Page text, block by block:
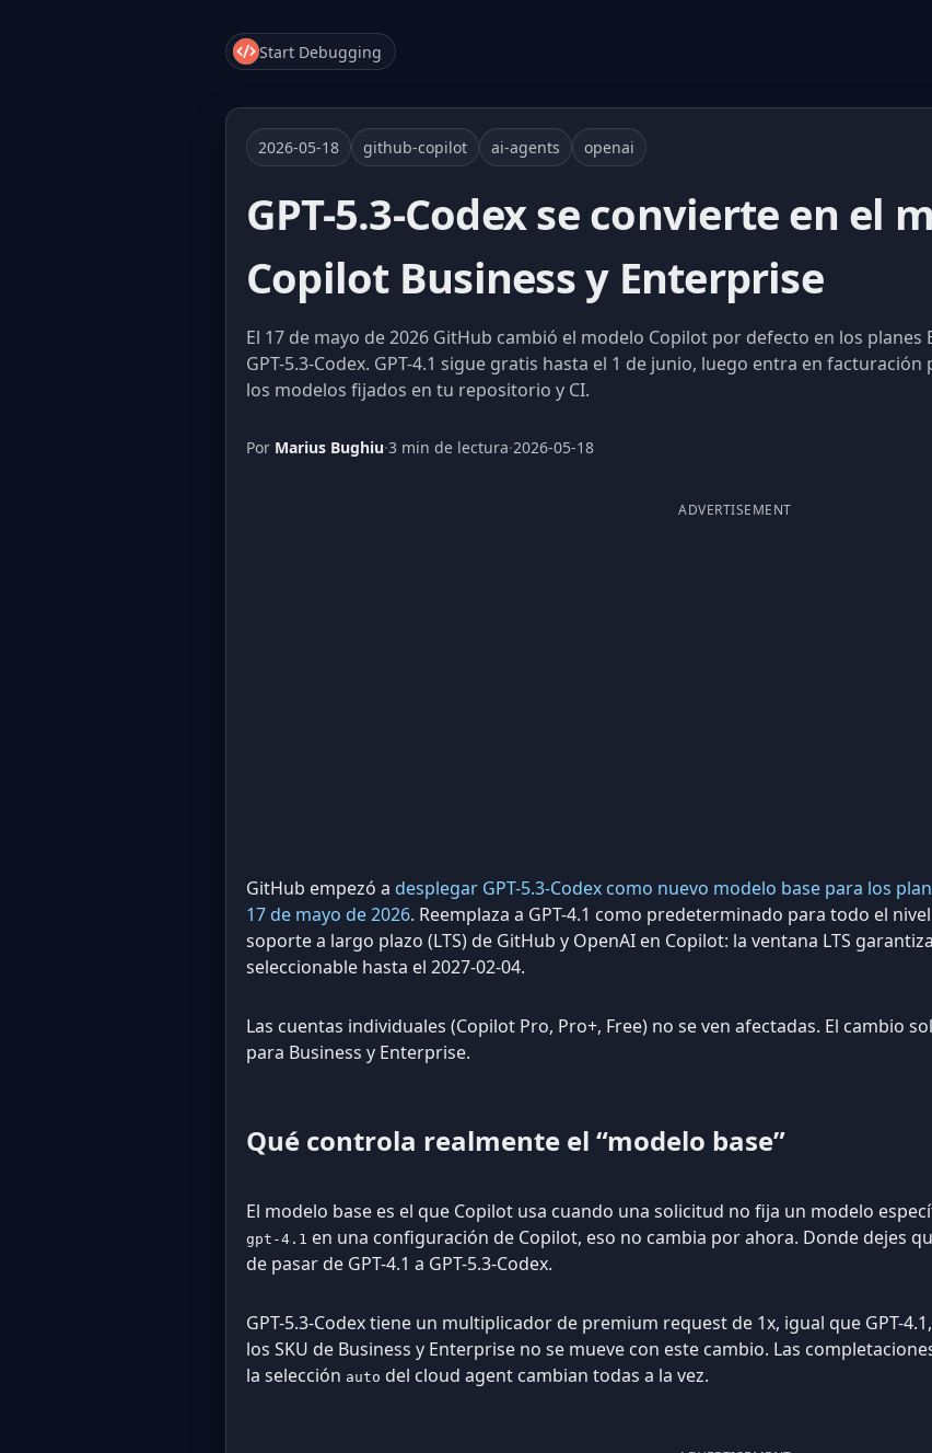
Start Debugging
2026-05-18 github-copilot ai-agents openai
GPT-5.3-Codex se convierte en el
Copilot Business y Enterprise
El 17 de mayo de 2026 GitHub cambió el modelo Copilot por defecto en los planes
GPT-5.3-Codex. GPT-4.1 sigue gratis hasta el 1 de junio, luego entra en
los modelos fijados en tu repositorio y CI.
Por Marius Bughiu·3 min de lectura·2026-05-18
ADVERTISEMENT
GitHub empezó a desplegar GPT-5.3-Codex como nuevo modelo base para los
17 de mayo de 2026. Reemplaza a GPT-4.1 como predeterminado para todo el
soporte a largo plazo (LTS) de GitHub y OpenAI en Copilot: la ventana LTS
seleccionable hasta el 2027-02-04.
Las cuentas individuales (Copilot Pro, Pro+, Free) no se ven afectadas. El cambio
para Business y Enterprise.
Qué controla realmente el “modelo base”
El modelo base es el que Copilot usa cuando una solicitud no fija un modelo
gpt-4.1 en una configuración de Copilot, eso no cambia por ahora. Donde dejes
de pasar de GPT-4.1 a GPT-5.3-Codex.
GPT-5.3-Codex tiene un multiplicador de premium request de 1x, igual que GPT-
los SKU de Business y Enterprise no se mueve con este cambio. Las
la selección auto del cloud agent cambian todas a la vez.